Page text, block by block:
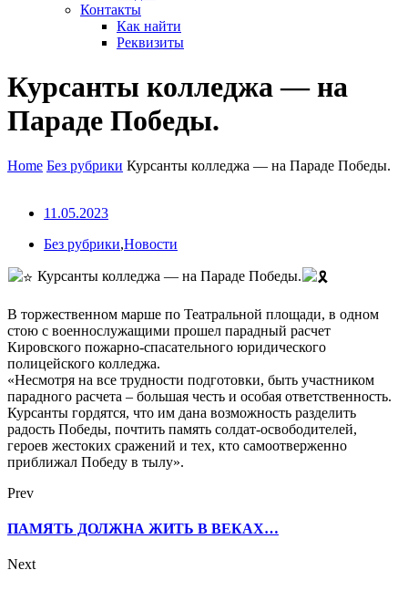
Контакты
Как найти
Реквизиты
Курсанты колледжа — на
Параде Пoбеды.
Home Без рубрики Курсанты колледжа — на Параде Пoбеды.
11.05.2023
Без рубрики,Новости
Курсанты колледжа — на Параде Пoбеды.
В торжественном марше по Театральной площади, в одном
стою с военнослужащими прошел парадный расчет
Кировского пожарно-спасательного юридического
полицейского колледжа.
«Несмотря на все трудности подготовки, быть участником
парадного расчета – большая честь и особая ответственность.
Курсанты гордятся, что им дана возможность разделить
радость Победы, почтить память солдат-освободителей,
героев жестоких сражений и тех, кто самоотверженно
приближал Победу в тылу».
Prev
ПАМЯТЬ ДОЛЖНА ЖИТЬ В ВЕКАХ…
Next